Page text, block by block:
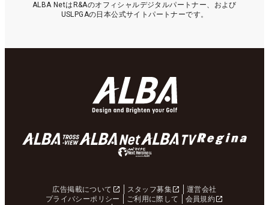
ALBA NetはR&Aのオフィシャルデジタルパートナー、および
USLPGAの日本公式サイトパートナーです。
広告掲載について スタッフ募集
運営会社
プライバシーポリシー
ご利用に際して
会員規約